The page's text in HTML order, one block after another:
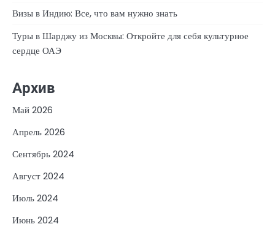
Визы в Индию: Все, что вам нужно знать
Туры в Шарджу из Москвы: Откройте для себя культурное
сердце ОАЭ
Архив
Май 2026
Апрель 2026
Сентябрь 2024
Август 2024
Июль 2024
Июнь 2024